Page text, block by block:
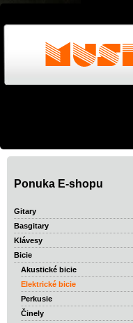
Ponuka E-shopu
Gitary
Basgitary
Klávesy
Bicie
Akustické bicie
Elektrické bicie
Perkusie
Činely